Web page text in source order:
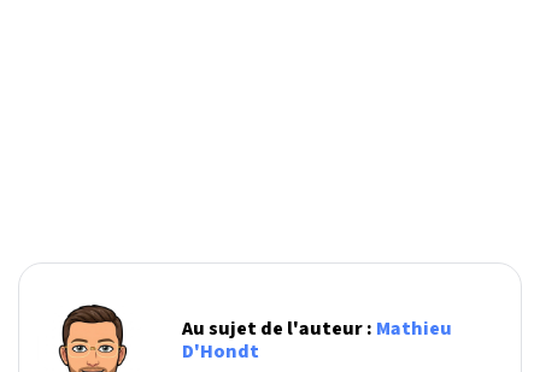
Au sujet de l'auteur : Mathieu
D'Hondt